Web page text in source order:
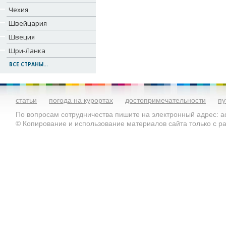
Чехия
Швейцария
Швеция
Шри-Ланка
ВСЕ СТРАНЫ...
статьи погода на курортах достопримечательности
По вопросам сотрудничества пишите на электронный адрес:
© Копирование и использование материалов сайта только с